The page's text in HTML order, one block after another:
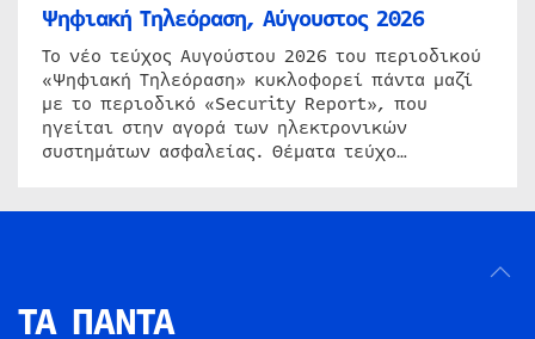
Ψηφιακή Τηλεόραση, Αύγουστος 2026
Το νέο τεύχος Αυγούστου 2026 του περιοδικού
«Ψηφιακή Τηλεόραση» κυκλοφορεί πάντα μαζί
με το περιοδικό «Security Report», που
ηγείται στην αγορά των ηλεκτρονικών
συστημάτων ασφαλείας. Θέματα τεύχο…
ΤΑ ΠΑΝΤΑ